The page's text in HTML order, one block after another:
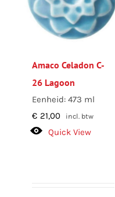
Amaco Celadon C-
26 Lagoon
Eenheid: 473 ml
€ 21,00 incl. btw
Quick View